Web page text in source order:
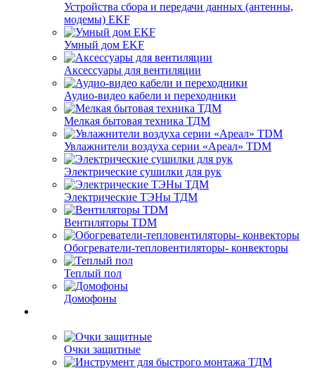
Устройства сбора и передачи данных (антенны,
модемы) EKF
Умный дом EKF
Аксессуары для вентиляции
Аудио-видео кабели и переходники
Мелкая бытовая техника ТДМ
Увлажнители воздуха серии «Ареал» TDM
Электрические сушилки для рук
Электрические ТЭНы ТДМ
Вентиляторы TDM
Обогреватели-тепловентиляторы- конвекторы
Теплый пол
Домофоны
Очки защитные